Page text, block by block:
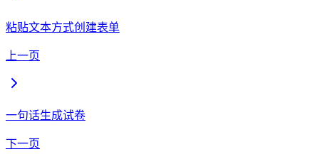
粘贴文本方式创建表单
上一页
一句话生成试卷
下一页